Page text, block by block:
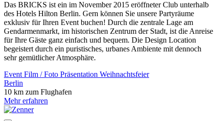
Das BRICKS ist ein im November 2015 eröffneter Club unterhalb
des Hotels Hilton Berlin. Gern können Sie unsere Partyräume
exklusiv für Ihren Event buchen! Durch die zentrale Lage am
Gendarmenmarkt, im historischen Zentrum der Stadt, ist die Anreise
für Ihre Gäste ganz einfach und bequem. Die Design Location
begeistert durch ein puristisches, urbanes Ambiente mit dennoch
sehr gemütlicher Atmosphäre.
Event Film / Foto Präsentation Weihnachtsfeier
Berlin
10 km zum Flughafen
Mehr erfahren